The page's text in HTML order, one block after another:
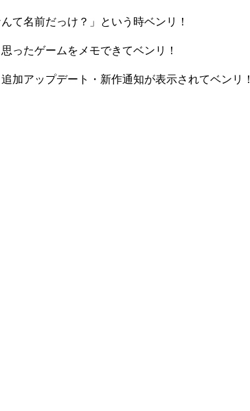
て名前だっけ？」という時ベンリ！
ったゲームをメモできてベンリ！
加アップデート・新作通知が表示されてベンリ！